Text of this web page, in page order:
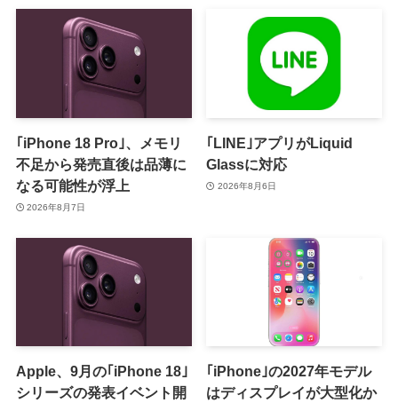
｢iPhone 18 Pro｣、メモリ
不足から発売直後は品薄に
なる可能性が浮上
2026年8月7日
｢LINE｣アプリがLiquid
Glassに対応
2026年8月6日
Apple、9月の｢iPhone 18｣
シリーズの発表イベント開
｢iPhone｣の2027年モデル
はディスプレイが大型化か